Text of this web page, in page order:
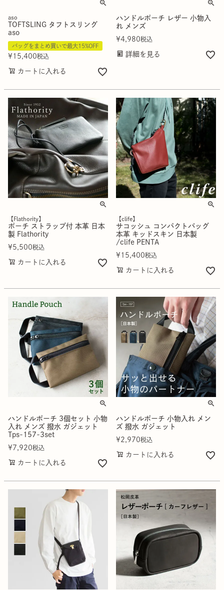
aso
TOFTSLING タフトスリング
aso
バッグをまとめ買いで最大15%OFF
¥ 15,400税込
カートに入れる
ハンドルポーチ レザー 小物入
れ メンズ
¥4,980税込
詳細を見る
【Flathority】
ポーチ ストラップ付 本革 日本
製 Flathority
¥5,500税込
カートに入れる
【clife】
サコッシュ コンパクトバッグ
本革 キッドスキン 日本製
/clife PENTA
¥ 15,400税込
カートに入れる
ハンドルポーチ 3個セット 小物
入れ メンズ 撥水 ガジェット
Tps-157-3set
¥ 7,920税込
カートに入れる
ハンドルポーチ 小物入れ メン
ズ 撥水 ガジェット
¥2,970税込
カートに入れる